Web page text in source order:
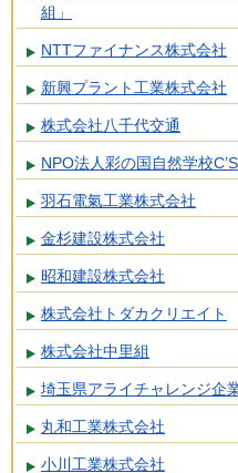
組」
NTTファイナンス株式会社
新興プラント工業株式会社
株式会社八千代交通
NPO法人彩の国自然学校C’S
羽石電氣工業株式会社
金杉建設株式会社
昭和建設株式会社
株式会社トダカクリエイト
株式会社中里組
埼玉県アライチャレンジ企
丸和工業株式会社
小川工業株式会社